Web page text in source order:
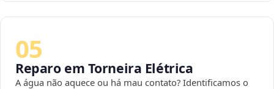
05
Reparo em Torneira Elétrica
A água não aquece ou há mau contato? Identificamos o